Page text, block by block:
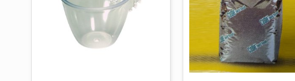
AGGIUNGI AL CARRELLO
ESAURITO